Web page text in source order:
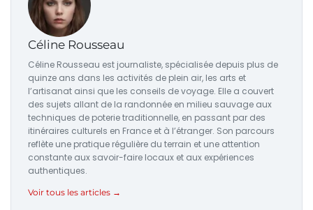
Céline Rousseau
Céline Rousseau est journaliste, spécialisée depuis plus de
quinze ans dans les activités de plein air, les arts et
l’artisanat ainsi que les conseils de voyage. Elle a couvert
des sujets allant de la randonnée en milieu sauvage aux
techniques de poterie traditionnelle, en passant par des
itinéraires culturels en France et à l’étranger. Son parcours
reflète une pratique régulière du terrain et une attention
constante aux savoir-faire locaux et aux expériences
authentiques.
Voir tous les articles →